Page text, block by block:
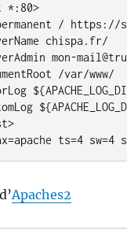
*:80>
/ https://
chispa.fr/
mon-
/var/www/
ts=4 sw=4
Apaches2